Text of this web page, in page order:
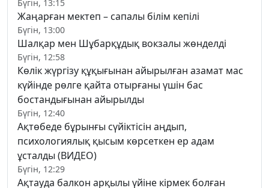
Бүгін, 13:15
Жаңарған мектеп – сапалы білім кепілі
Бүгін, 13:00
Шалқар мен Шұбарқұдық вокзалы жөнделді
Бүгін, 12:58
Көлік жүргізу құқығынан айырылған азамат мас
күйінде рөлге қайта отырғаны үшін бас
бостандығынан айырылды
Бүгін, 12:40
Ақтөбеде бұрынғы сүйіктісін аңдып,
психологиялық қысым көрсеткен ер адам
ұсталды (ВИДЕО)
Бүгін, 12:29
Ақтауда балкон арқылы үйіне кірмек болған